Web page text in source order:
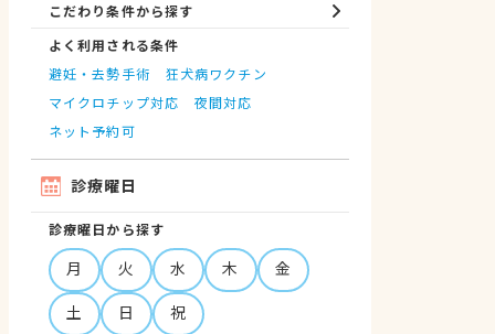
こだわり条件から探す
よく利用される条件
避妊・去勢手術
狂犬病ワクチン
マイクロチップ対応
夜間対応
ネット予約可
診療曜日
診療曜日から探す
月 火 水 木
金
土
日 祝